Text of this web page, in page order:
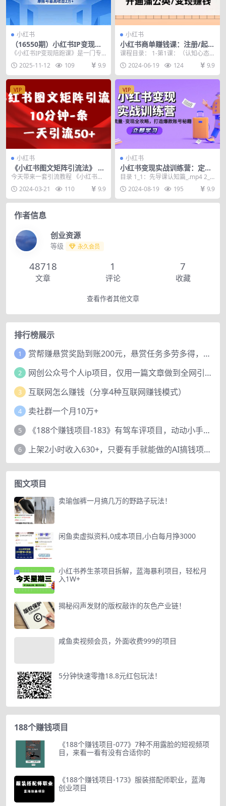
小红书
（16550期）小红书IP变现陪
跑课：账号冷启动/爆款内容/
万+
《小红书IP变现陪跑课》是一门专
为小红书创业者、电商新手、IP打
造者设计的全流程...
2025-11-12 109 9.9
小红书
小红书商单赚钱课：注册/起
号/涨粉/开通蒲公英/变现赚钱
课程目录： 1-第1课：（认知心态
课）为什么小红书商单适合大部分
普通人变现赚钱？...
2024-06-19 124 9.9
VIP
小红书
《小红书图文矩阵引流法》 10
分钟-条 ，一天引流50+
今天带来一套引流教程 《小红书图
文矩阵引流法》10分钟-条，一天引
流50+ 教程...
2024-03-21 110 9.9
VIP
小红书
小红书变现实战训练营：定位·
流量·变现全攻略，打造爆款账
号秘籍
目录 1_1：先导课认知篇_.mp4 2_2.
1：定位-第一部分：什么是定位_....
2024-08-19 195 9.9
作者信息
创业资源
等级 永久会员
48718
文章
1
评论
7
收藏
查看作者其他文章
排行榜展示
1 赏帮赚悬赏奖励到账200元，悬赏任务多劳多得，人人可做。
2 网创公众号个人ip项目，仅用一篇文章做到全网引流！
3 互联网怎么赚钱（分享4种互联网赚钱模式）
4 卖社群一个月10万+
5 《188个赚钱项目-183》有驾车评项目，动动小手，复制粘贴赚44元！
6 上架2小时收入630+，只要有手就能做的AI搞钱项目，奶奶看完都能学会!
图文项目
卖瑜伽裤一月搞几万的野路子玩法！
闲鱼卖虚拟资料,0成本项目,小白每月挣3000
小红书养生茶项目拆解，蓝海暴利项目，轻松月
入1W+
揭秘闷声发财的版权敲诈的灰色产业链！
咸鱼卖视频会员，外面收费999的项目
5分钟快速零撸18.8元红包玩法！
188个赚钱项目
《188个赚钱项目-077》7种不用露脸的短视频项
目，来看一看有没有合适你的
《188个赚钱项目-173》服装搭配师职业，蓝海
创业项目